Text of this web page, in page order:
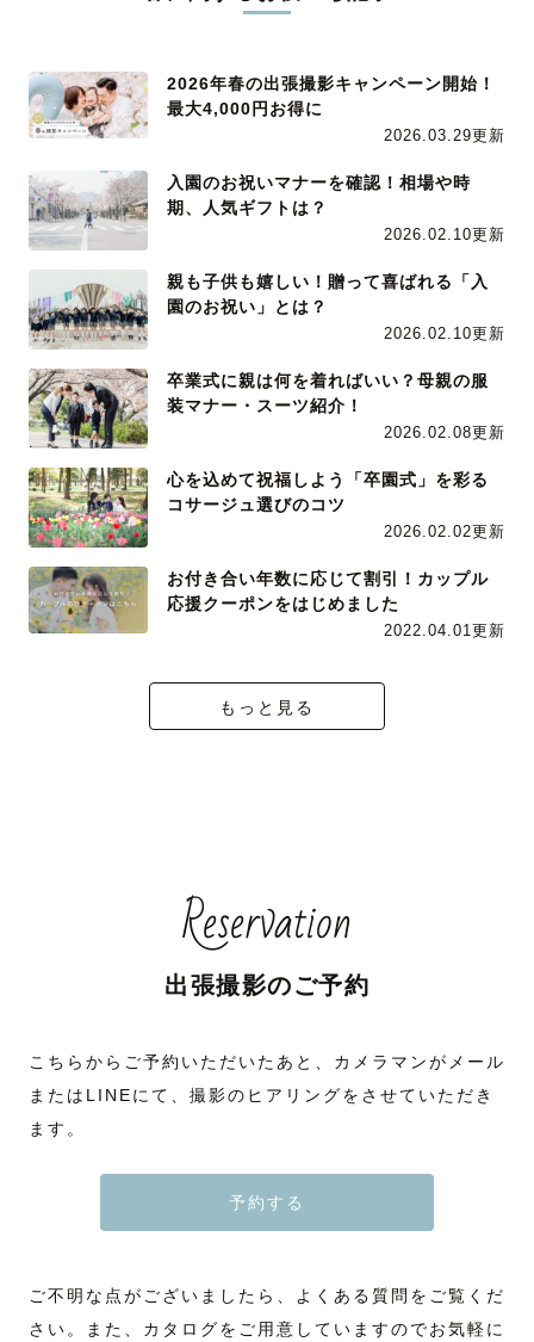
2026年春の出張撮影キャンペーン開始！
最大4,000円お得に
2026.03.29更新
入園のお祝いマナーを確認！相場や時
期、人気ギフトは？
2026.02.10更新
親も子供も嬉しい！贈って喜ばれる「入
園のお祝い」とは？
2026.02.10更新
卒業式に親は何を着ればいい？母親の服
装マナー・スーツ紹介！
2026.02.08更新
心を込めて祝福しよう「卒園式」を彩る
コサージュ選びのコツ
2026.02.02更新
お付き合い年数に応じて割引！カップル
応援クーポンをはじめました
2022.04.01更新
もっと見る
Reservation
出張撮影のご予約
こちらからご予約いただいたあと、カメラマンがメール
またはLINEにて、撮影のヒアリングをさせていただき
ます。
予約する
ご不明な点がございましたら、よくある質問をご覧くだ
さい。また、カタログをご用意していますのでお気軽に